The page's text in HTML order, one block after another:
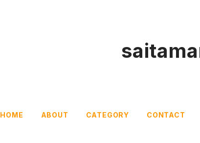
HOME ABOUT CATEGORY CONTACT